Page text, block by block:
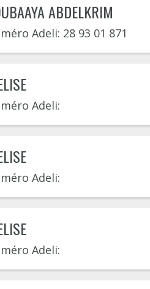
ABDELKRIM
Adeli: 28 93 01 871
Adeli:
Adeli:
Adeli: